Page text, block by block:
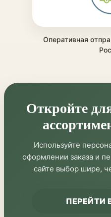
Оперативная
Откройте
Используйте
оформлении заказа и
сайте выбор шире,
ПЕРЕЙТИ